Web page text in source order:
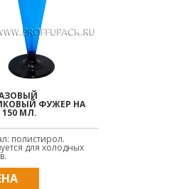
ФУЖЕР НА
МЛ.
полистирол.
для холодных